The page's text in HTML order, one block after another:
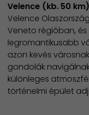
Velence (kb. 50 km)
Velence
Veneto régióban,
legromantikusabb
azon kevés
gondolák
különleges
történelmi épület